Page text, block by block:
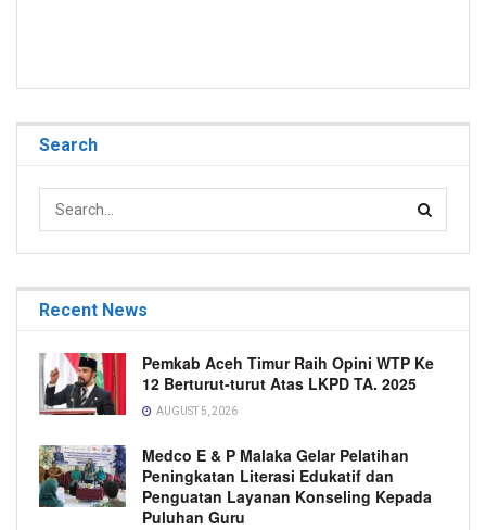
Search
Recent News
Pemkab Aceh Timur Raih Opini WTP Ke
12 Berturut-turut Atas LKPD TA. 2025
AUGUST 5, 2026
Medco E & P Malaka Gelar Pelatihan
Peningkatan Literasi Edukatif dan
Penguatan Layanan Konseling Kepada
Puluhan Guru